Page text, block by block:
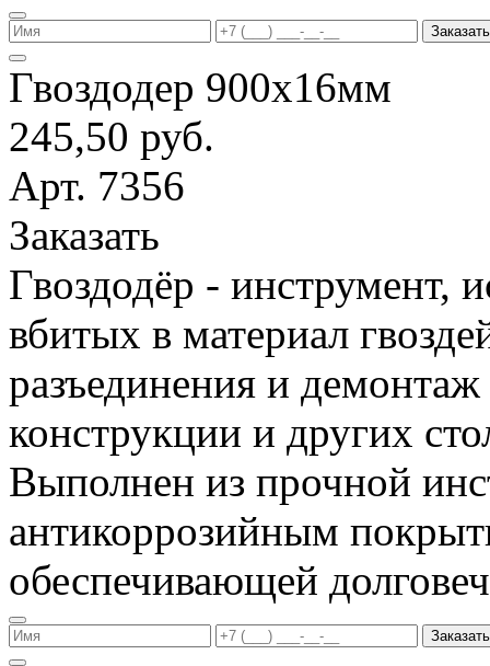
Заказать
Гвоздодер 900х16мм
245,50 руб.
Арт. 7356
Заказать
Гвоздодёр - инструмент,
вбитых в материал
разъединения и
конструкции и других
Выполнен из прочной
антикоррозийным
обеспечивающей
Заказать